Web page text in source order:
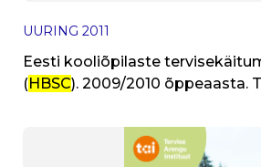
UURING 2011
Eesti kooliõpilaste
(HBSC). 2009/2010 õppeaasta.